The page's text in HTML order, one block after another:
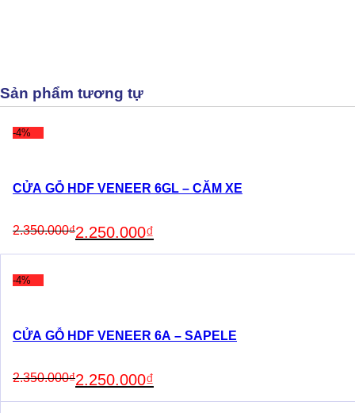
Sản phẩm tương tự
-4%
CỬA GỖ HDF VENEER 6GL – CĂM XE
2.350.000₫
price
was:
2.250.000₫
price
is:
-4%
CỬA GỖ HDF VENEER 6A – SAPELE
2.350.000₫
price
was:
2.250.000₫
price
is: